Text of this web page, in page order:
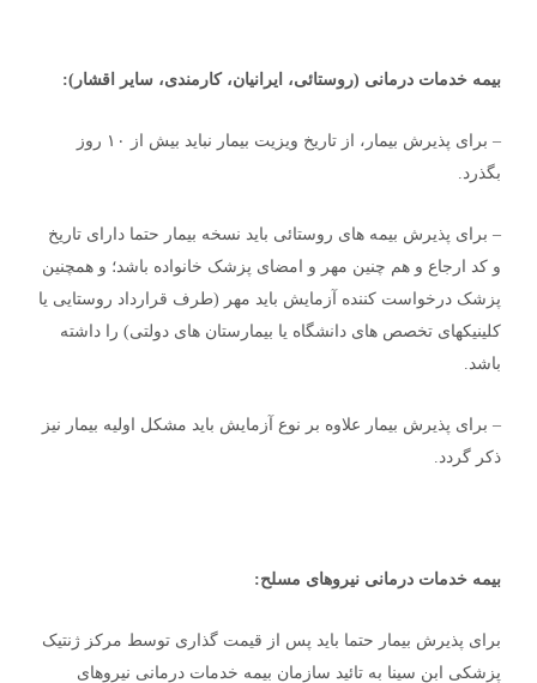
بیمه خدمات درمانی (روستائی، ایرانیان، کارمندی، سایر اقشار):
– برای پذیرش بیمار، از تاریخ ویزیت بیمار نباید بیش از ۱۰ روز
بگذرد.
– برای پذیرش بیمه های روستائی باید نسخه بیمار حتما دارای تاریخ
و کد ارجاع و هم چنین مهر و امضای پزشک خانواده باشد؛ و همچنین
پزشک درخواست کننده آزمایش باید مهر (طرف قرارداد روستایی یا
کلینیکهای تخصص های دانشگاه یا بیمارستان های دولتی) را داشته
باشد.
– برای پذیرش بیمار علاوه بر نوع آزمایش باید مشکل اولیه بیمار نیز
ذکر گردد.
بیمه خدمات درمانی نیروهای مسلح:
برای پذیرش بیمار حتما باید پس از قیمت گذاری توسط مرکز ژنتیک
پزشکی ابن سینا به تائید سازمان بیمه خدمات درمانی نیروهای